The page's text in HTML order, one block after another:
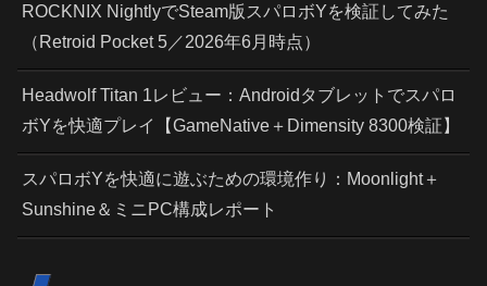
ROCKNIX NightlyでSteam版スパロボYを検証してみた
（Retroid Pocket 5／2026年6月時点）
Headwolf Titan 1レビュー：Androidタブレットでスパロ
ボYを快適プレイ【GameNative＋Dimensity 8300検証】
スパロボYを快適に遊ぶための環境作り：Moonlight＋
Sunshine＆ミニPC構成レポート